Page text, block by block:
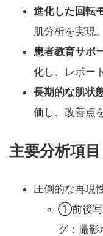
進化した回転
肌分析を実現。
患者教育サポ
化し、レポー
長期的な肌状
価し、改善点
主要分析項目
圧倒的な再現
①前後写
グ：撮